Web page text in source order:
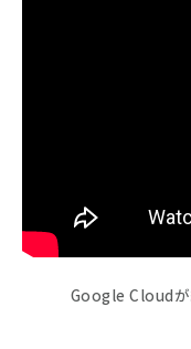
Google Cloudが